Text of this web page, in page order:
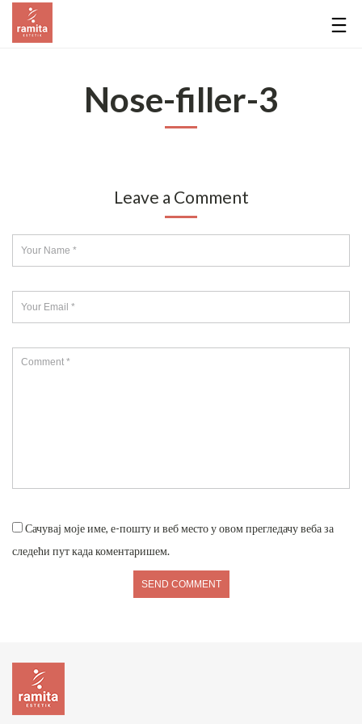
Nose-filler-3
Leave a Comment
Сачувај моје име, е-пошту и веб место у овом прегледачу веба за
следећи пут када коментаришем.